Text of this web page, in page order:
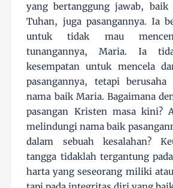
yang bertanggung jawab,
Tuhan, juga pasangannya. Ia
untuk tidak mau
tunangannya, Maria. Ia
kesempatan untuk mencela
pasangannya, tetapi berusaha
nama baik Maria. Bagaimana
pasangan Kristen masa kini?
melindungi nama baik
dalam sebuah kesalahan?
tangga tidaklah tergantung
harta yang seseorang miliki